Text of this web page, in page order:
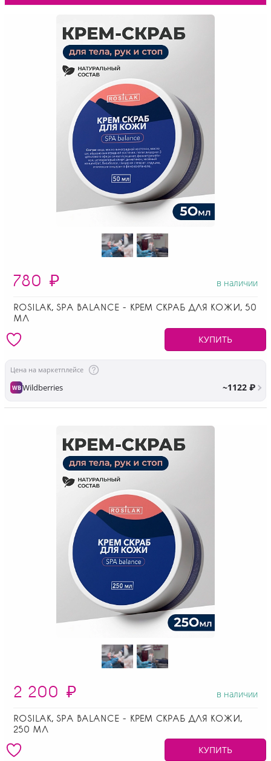
780 ₽ в наличии
ROSILAK, SPA BALANCE - КРЕМ СКРАБ ДЛЯ КОЖИ, 50
МЛ
КУПИТЬ
Цена на маркетплейсе
WBWildberries ~1122 ₽
2 200 ₽ в наличии
ROSILAK, SPA BALANCE - КРЕМ СКРАБ ДЛЯ КОЖИ,
250 МЛ
КУПИТЬ